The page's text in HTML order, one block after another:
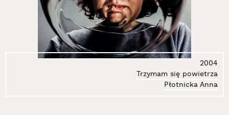
2004
Trzymam się powietrza
Płotnicka Anna